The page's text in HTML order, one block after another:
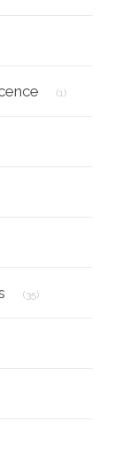
(1)
(35)